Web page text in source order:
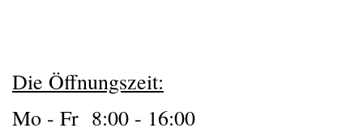
Die Öffnungszeit:
Mo - Fr 8:00 - 16:00